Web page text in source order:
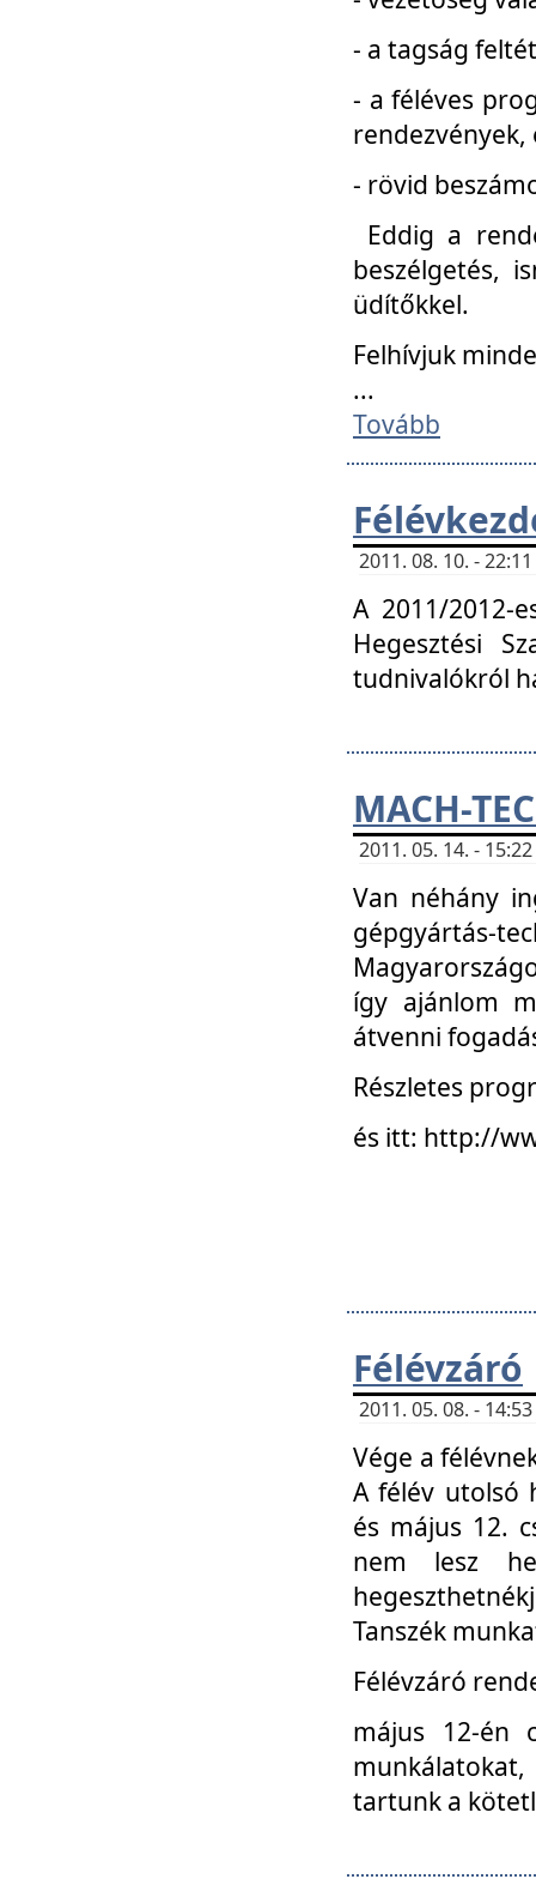
- a tagság
- a féléves
- rövid
Eddig a
beszélgetés,
üdítőkkel.
Felhívjuk
...
Tovább
2011. 08. 10. -
A 2011/2012-
Hegesztési
tudnivalókról
MACH-
2011. 05. 14. -
Van néhány
gépgyártás-
így ajánlom
átvenni
Részletes
és itt: http://
Félévzáró
2011. 05. 08. -
Vége a
A félév utolsó
és május 12.
nem lesz
Tanszék
Félévzáró
május 12-én
tartunk a